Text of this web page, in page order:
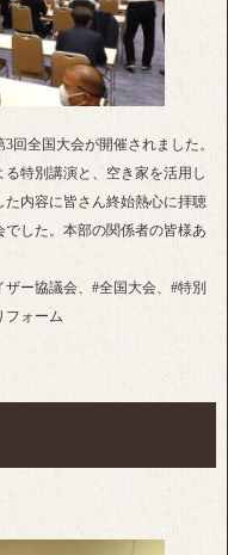
回全国大会が開催されました。
特別講演と、空き家を活用し
内容に皆さん終始熱心に拝聴
した。本部の関係者の皆様あ
ー協議会、#全国大会、#特別
フォーム